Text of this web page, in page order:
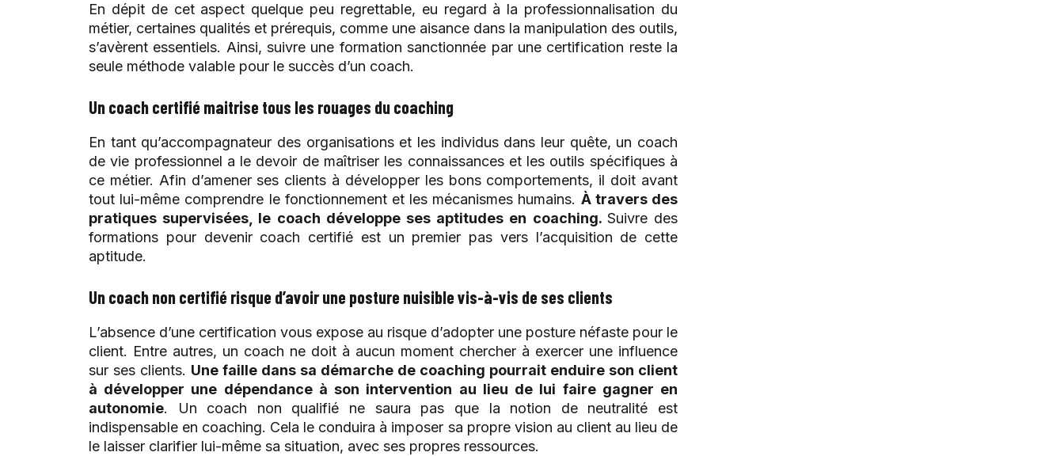
En dépit de cet aspect quelque peu regrettable, eu regard à la professionnalisation du
métier, certaines qualités et prérequis, comme une aisance dans la manipulation des outils,
s’avèrent essentiels. Ainsi, suivre une formation sanctionnée par une certification reste la
seule méthode valable pour le succès d’un coach.
Un coach certifié maitrise tous les rouages du coaching
En tant qu’accompagnateur des organisations et les individus dans leur quête, un coach
de vie professionnel a le devoir de maîtriser les connaissances et les outils spécifiques à
ce métier. Afin d’amener ses clients à développer les bons comportements, il doit avant
tout lui-même comprendre le fonctionnement et les mécanismes humains. À travers des
pratiques supervisées, le coach développe ses aptitudes en coaching. Suivre des
formations pour devenir coach certifié est un premier pas vers l’acquisition de cette
aptitude.
Un coach non certifié risque d’avoir une posture nuisible vis-à-vis de ses clients
L’absence d’une certification vous expose au risque d’adopter une posture néfaste pour le
client. Entre autres, un coach ne doit à aucun moment chercher à exercer une influence
sur ses clients. Une faille dans sa démarche de coaching pourrait enduire son client
à développer une dépendance à son intervention au lieu de lui faire gagner en
autonomie. Un coach non qualifié ne saura pas que la notion de neutralité est
indispensable en coaching. Cela le conduira à imposer sa propre vision au client au lieu de
le laisser clarifier lui-même sa situation, avec ses propres ressources.